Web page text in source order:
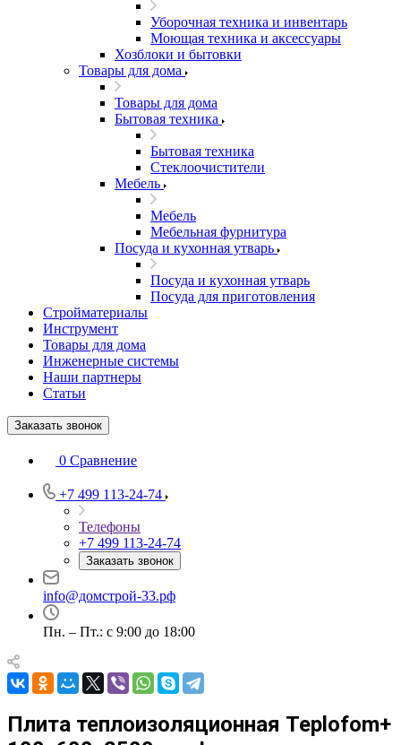
Уборочная техника и инвентарь
Моющая техника и аксессуары
Хозблоки и бытовки
Товары для дома
Товары для дома
Бытовая техника
Бытовая техника
Стеклоочистители
Мебель
Мебель
Мебельная фурнитура
Посуда и кухонная утварь
Посуда и кухонная утварь
Посуда для приготовления
Стройматериалы
Инструмент
Товары для дома
Инженерные системы
Наши партнеры
Статьи
Заказать звонок
0 Сравнение
+7 499 113-24-74
Телефоны
+7 499 113-24-74
Заказать звонок
info@домстрой-33.рф
Пн. – Пт.: с 9:00 до 18:00
Плита теплоизоляционная Teplofom+